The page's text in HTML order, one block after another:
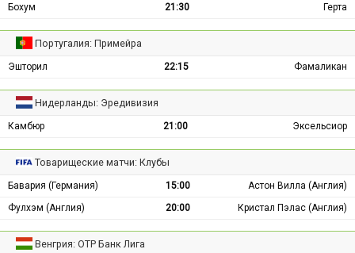
Бохум 21:30 Герта
Португалия: Примейра
Эшторил 22:15 Фамаликан
Нидерланды: Эредивизия
Камбюр 21:00 Эксельсиор
Товарищеские матчи: Клубы
Бавария (Германия) 15:00
Астон Вилла (Англия)
Фулхэм (Англия)
20:00 Кристал Пэлас (Англия)
Венгрия: ОТР Банк Лига